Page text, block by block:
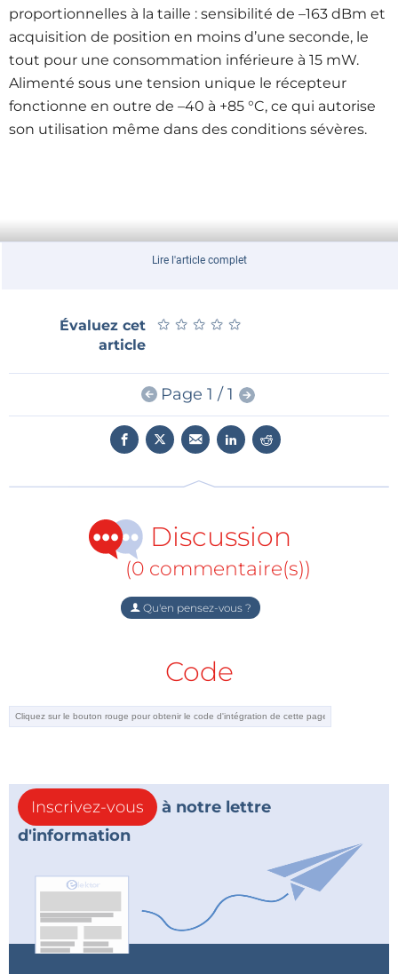
proportionnelles à la taille : sensibilité de –163 dBm et
acquisition de position en moins d’une seconde, le
tout pour une consommation inférieure à 15 mW.
Alimenté sous une tension unique le récepteur
fonctionne en outre de –40 à +85 °C, ce qui autorise
son utilisation même dans des conditions sévères.
Lire l'article complet
Évaluez cet
article
★ ★ ★ ★ ★
★ ★ ★ ★ ★
Page 1 / 1
Discussion
(0 commentaire(s))
Qu'en pensez-vous ?
Code
Inscrivez-vous
à notre lettre
d'information